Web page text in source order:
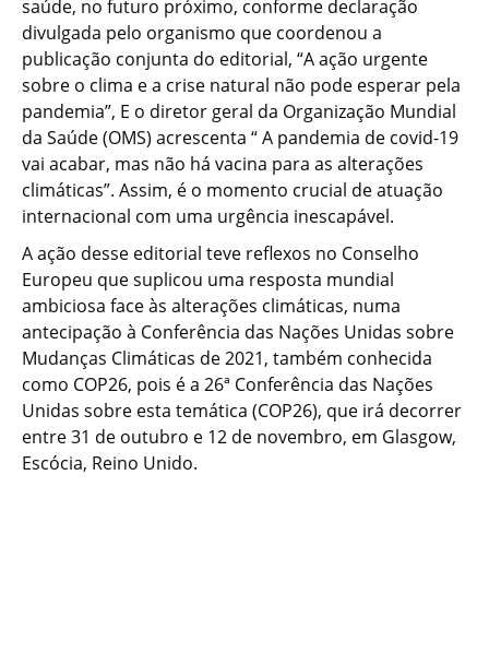
saúde, no futuro próximo, conforme declaração
divulgada pelo organismo que coordenou a
publicação conjunta do editorial, “A ação urgente
sobre o clima e a crise natural não pode esperar pela
pandemia”, E o diretor geral da Organização Mundial
da Saúde (OMS) acrescenta “ A pandemia de covid-19
vai acabar, mas não há vacina para as alterações
climáticas”. Assim, é o momento crucial de atuação
internacional com uma urgência inescapável.
A ação desse editorial teve reflexos no Conselho
Europeu que suplicou uma resposta mundial
ambiciosa face às alterações climáticas, numa
antecipação à Conferência das Nações Unidas sobre
Mudanças Climáticas de 2021, também conhecida
como COP26, pois é a 26ª Conferência das Nações
Unidas sobre esta temática (COP26), que irá decorrer
entre 31 de outubro e 12 de novembro, em Glasgow,
Escócia, Reino Unido.